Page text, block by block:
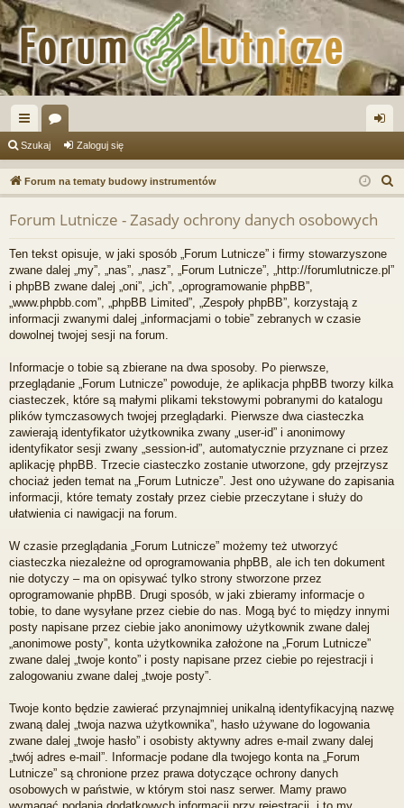
ię
ce
j
…
or
a og
uj
ę
Szukaj Zaloguj się
Forum na tematy budowy instrumentów
z
Forum Lutnicze - Zasady ochrony danych osobowych
Ten tekst opisuje, w jaki sposób „Forum Lutnicze” i firmy stowarzyszone
zwane dalej „my”, „nas”, „nasz”, „Forum Lutnicze”, „http://forumlutnicze.pl”
i phpBB zwane dalej „oni”, „ich”, „oprogramowanie phpBB”,
„www.phpbb.com”, „phpBB Limited”, „Zespoły phpBB”, korzystają z
informacji zwanymi dalej „informacjami o tobie” zebranych w czasie
dowolnej twojej sesji na forum.
Informacje o tobie są zbierane na dwa sposoby. Po pierwsze,
przeglądanie „Forum Lutnicze” powoduje, że aplikacja phpBB tworzy kilka
ciasteczek, które są małymi plikami tekstowymi pobranymi do katalogu
plików tymczasowych twojej przeglądarki. Pierwsze dwa ciasteczka
zawierają identyfikator użytkownika zwany „user-id” i anonimowy
identyfikator sesji zwany „session-id”, automatycznie przyznane ci przez
aplikację phpBB. Trzecie ciasteczko zostanie utworzone, gdy przejrzysz
chociaż jeden temat na „Forum Lutnicze”. Jest ono używane do zapisania
informacji, które tematy zostały przez ciebie przeczytane i służy do
ułatwienia ci nawigacji na forum.
W czasie przeglądania „Forum Lutnicze” możemy też utworzyć
ciasteczka niezależne od oprogramowania phpBB, ale ich ten dokument
nie dotyczy – ma on opisywać tylko strony stworzone przez
oprogramowanie phpBB. Drugi sposób, w jaki zbieramy informacje o
tobie, to dane wysyłane przez ciebie do nas. Mogą być to między innymi
posty napisane przez ciebie jako anonimowy użytkownik zwane dalej
„anonimowe posty”, konta użytkownika założone na „Forum Lutnicze”
zwane dalej „twoje konto” i posty napisane przez ciebie po rejestracji i
zalogowaniu zwane dalej „twoje posty”.
Twoje konto będzie zawierać przynajmniej unikalną identyfikacyjną nazwę
zwaną dalej „twoja nazwa użytkownika”, hasło używane do logowania
zwane dalej „twoje hasło” i osobisty aktywny adres e-mail zwany dalej
„twój adres e-mail”. Informacje podane dla twojego konta na „Forum
Lutnicze” są chronione przez prawa dotyczące ochrony danych
osobowych w państwie, w którym stoi nasz serwer. Mamy prawo